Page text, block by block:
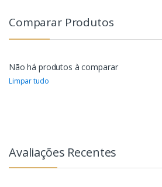
Comparar Produtos
Não há produtos à comparar
Limpar tudo
Avaliações Recentes